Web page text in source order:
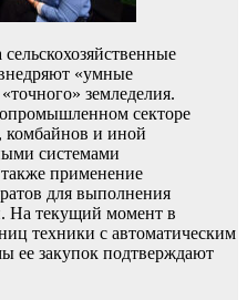
«умные
земледелия.
секторе
комбайнов и иной
системами
также применение
для выполнения
На текущий момент в
техники с автоматическим
ее закупок подтверждают